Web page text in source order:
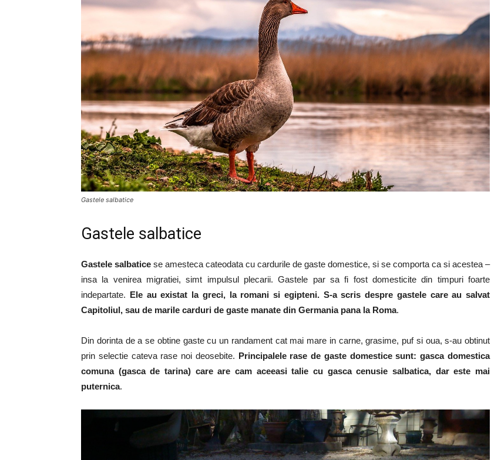
Gastele salbatice
Gastele salbatice
Gastele salbatice se amesteca cateodata cu cardurile de gaste domestice, si se comporta ca si acestea –
insa la venirea migratiei, simt impulsul plecarii. Gastele par sa fi fost domesticite din timpuri foarte
indepartate. Ele au existat la greci, la romani si egipteni. S-a scris despre gastele care au salvat
Capitoliul, sau de marile carduri de gaste manate din Germania pana la Roma.
Din dorinta de a se obtine gaste cu un randament cat mai mare in carne, grasime, puf si oua, s-au obtinut
prin selectie cateva rase noi deosebite. Principalele rase de gaste domestice sunt: gasca domestica
comuna (gasca de tarina) care are cam aceeasi talie cu gasca cenusie salbatica, dar este mai
puternica.